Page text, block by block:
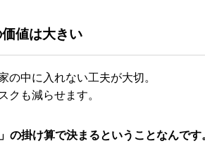
値は大きい
の中に入れない工夫が大切。
クも減らせます。
の掛け算で決まるということなんです